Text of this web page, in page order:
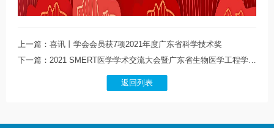
上一篇：喜讯丨学会会员获7项2021年度广东省科学技术奖
下一篇：2021 SMERT医学学术交流大会暨广东省生物医学工程学会重症医学工程分会成立大会暨第一届学术会议圆满召开
返回列表